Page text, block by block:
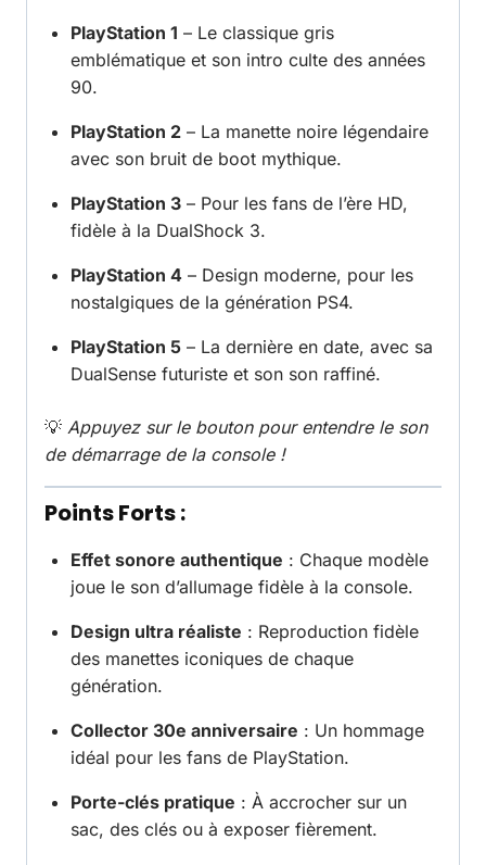
PlayStation 1 – Le classique gris
emblématique et son intro culte des années
90.
PlayStation 2 – La manette noire légendaire
avec son bruit de boot mythique.
PlayStation 3 – Pour les fans de l’ère HD,
fidèle à la DualShock 3.
PlayStation 4 – Design moderne, pour les
nostalgiques de la génération PS4.
PlayStation 5 – La dernière en date, avec sa
DualSense futuriste et son son raffiné.
💡 Appuyez sur le bouton pour entendre le son
de démarrage de la console !
Points Forts :
Effet sonore authentique : Chaque modèle
joue le son d’allumage fidèle à la console.
Design ultra réaliste : Reproduction fidèle
des manettes iconiques de chaque
génération.
Collector 30e anniversaire : Un hommage
idéal pour les fans de PlayStation.
Porte-clés pratique : À accrocher sur un
sac, des clés ou à exposer fièrement.